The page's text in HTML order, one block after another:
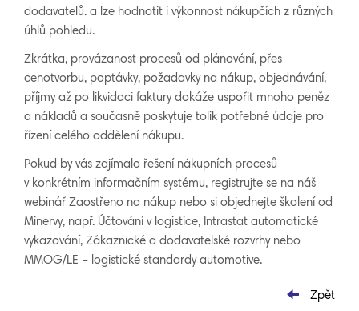
dodavatelů. a lze hodnotit i výkonnost nákupčích z různých
úhlů pohledu.
Zkrátka, provázanost procesů od plánování, přes
cenotvorbu, poptávky, požadavky na nákup, objednávání,
příjmy až po likvidaci faktury dokáže uspořit mnoho peněz
a nákladů a současně poskytuje tolik potřebné údaje pro
řízení celého oddělení nákupu.
Pokud by vás zajímalo řešení nákupních procesů
v konkrétním informačním systému, registrujte se na náš
webinář Zaostřeno na nákup nebo si objednejte školení od
Minervy, např. Účtování v logistice, Intrastat automatické
vykazování, Zákaznické a dodavatelské rozvrhy nebo
MMOG/LE – logistické standardy automotive.
Zpět